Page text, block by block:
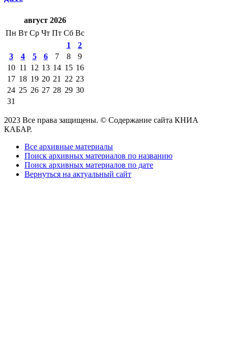
август 2026
Пн Вт Ср Чт Пт Сб Вс
1
2
3
4 5 6 7 8
9
10 11 12 13 14 15 16
17 18 19 20 21 22 23
24 25 26 27 28 29 30
31
2023 Все права защищены. © Содержание сайта КНИА
КАБАР.
Все архивные материалы
Поиск архивных материалов по названию
Поиск архивных материалов по дате
Вернуться на актуальный сайт